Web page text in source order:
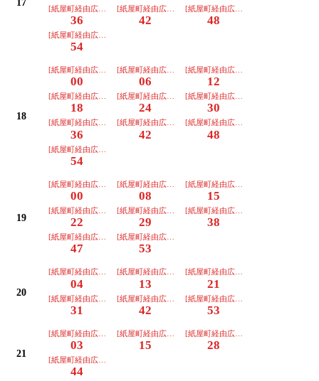
17
[紙屋町経由広島駅]
36
[紙屋町経由広島駅]
42
[紙屋町経由広島駅]
48
[紙屋町経由広島駅]
54
18
[紙屋町経由広島駅]
00
[紙屋町経由広島駅]
06
[紙屋町経由広島駅]
12
[紙屋町経由広島駅]
18
[紙屋町経由広島駅]
24
[紙屋町経由広島駅]
30
[紙屋町経由広島駅]
36
[紙屋町経由広島駅]
42
[紙屋町経由広島駅]
48
[紙屋町経由広島駅]
54
19
[紙屋町経由広島駅]
00
[紙屋町経由広島駅]
08
[紙屋町経由広島駅]
15
[紙屋町経由広島駅]
22
[紙屋町経由広島駅]
29
[紙屋町経由広島駅]
38
[紙屋町経由広島駅]
47
[紙屋町経由広島駅]
53
20
[紙屋町経由広島駅]
04
[紙屋町経由広島駅]
13
[紙屋町経由広島駅]
21
[紙屋町経由広島駅]
31
[紙屋町経由広島駅]
42
[紙屋町経由広島駅]
53
21
[紙屋町経由広島駅]
03
[紙屋町経由広島駅]
15
[紙屋町経由広島駅]
28
[紙屋町経由広島駅]
44